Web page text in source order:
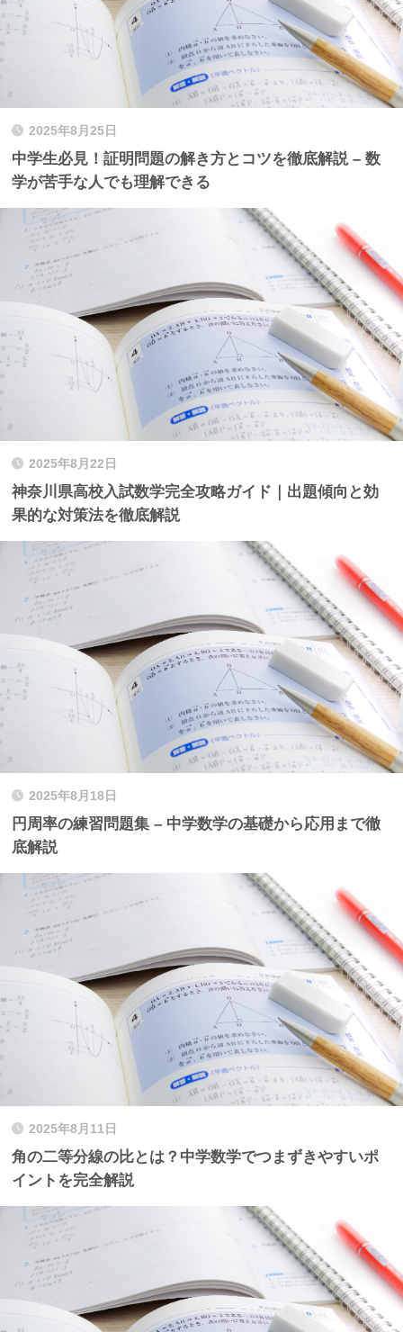
2025年8月25日
中学生必見！証明問題の解き方とコツを徹底解説 – 数
学が苦手な人でも理解できる
2025年8月22日
神奈川県高校入試数学完全攻略ガイド｜出題傾向と効
果的な対策法を徹底解説
2025年8月18日
円周率の練習問題集 – 中学数学の基礎から応用まで徹
底解説
2025年8月11日
角の二等分線の比とは？中学数学でつまずきやすいポ
イントを完全解説